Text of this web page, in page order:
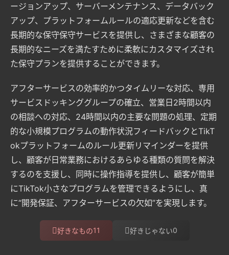
ージョンアップ、サーバーメンテナンス、データバック
アップ、プラットフォームルールの適応更新などを含む
長期的な保守保守サービスを提供し、さまざまな顧客の
長期的なニーズを満たすために柔軟にカスタマイズされ
た保守プランを提供することができます。
アフターサービスの効率的かつタイムリーな対応、専用
サービスドッキンググループの確立、営業日2時間以内
の相談への対応、24時間以内の主要な問題の処理、定期
的な小規模プログラムの動作状況フィードバックとTikT
okプラットフォームのルール更新リマインダーを提供
し、顧客が日常業務におけるあらゆる種類の質問を解決
するのを支援し、同時に操作指導を提供し、顧客が簡単
にTikTok小さなプログラムを管理できるようにし、真
に“開発保証、アフターサービスの欠如”を実現します。
好きなもの11 好きじゃない0